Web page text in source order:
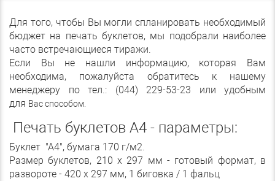
Для того, чтобы Вы могли спланировать необходимый
бюджет на печать буклетов, мы подобрали наиболее
часто встречающиеся тиражи.
Если Вы не нашли информацию, которая Вам
необходима, пожалуйста обратитесь к нашему
менеджеру по тел.: (044) 229-53-23 или удобным
для Вас способом.
Печать буклетов А4 - параметры:
Буклет "А4", бумага 170 г/м2.
Размер буклетов, 210 х 297 мм - готовый формат, в
развороте - 420 х 297 мм, 1 биговка / 1 фальц